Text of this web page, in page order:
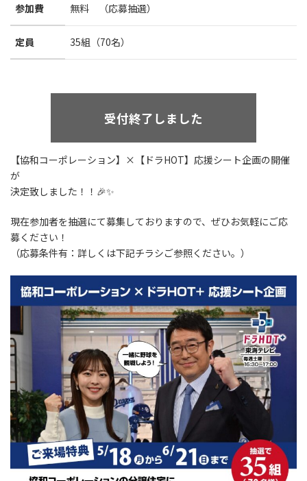
参加費 無料 （応募抽選）
定員 35組（70名）
受付終了しました
【協和コーポレーション】×【ドラHOT】応援シート企画の開催
が
決定致しました！！🎉✨
現在参加者を抽選にて募集しておりますので、ぜひお気軽にご応
募ください！
（応募条件有：詳しくは下記チラシご参照ください。）